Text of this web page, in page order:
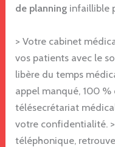
de planning infaillible
> Votre cabinet
vos patients avec le
libère du temps
appel manqué, 100 %
télésecrétariat
votre confidentialité.
téléphonique,